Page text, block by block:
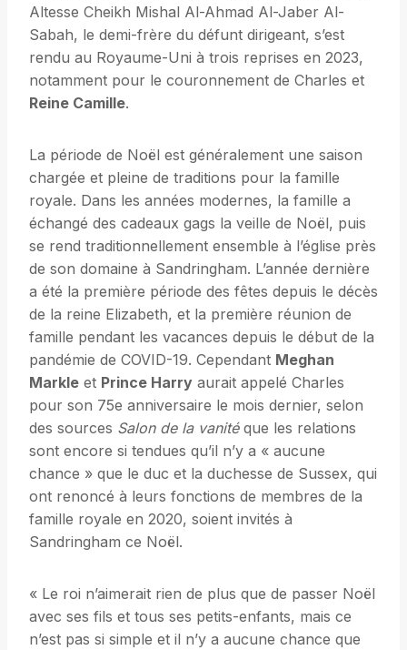
Altesse Cheikh Mishal Al-Ahmad Al-Jaber Al-
Sabah, le demi-frère du défunt dirigeant, s’est
rendu au Royaume-Uni à trois reprises en 2023,
notamment pour le couronnement de Charles et
Reine Camille.
La période de Noël est généralement une saison
chargée et pleine de traditions pour la famille
royale. Dans les années modernes, la famille a
échangé des cadeaux gags la veille de Noël, puis
se rend traditionnellement ensemble à l’église près
de son domaine à Sandringham. L’année dernière
a été la première période des fêtes depuis le décès
de la reine Elizabeth, et la première réunion de
famille pendant les vacances depuis le début de la
pandémie de COVID-19. Cependant Meghan
Markle et Prince Harry aurait appelé Charles
pour son 75e anniversaire le mois dernier, selon
des sources Salon de la vanitéque les relations
sont encore si tendues qu’il n’y a « aucune
chance » que le duc et la duchesse de Sussex, qui
ont renoncé à leurs fonctions de membres de la
famille royale en 2020, soient invités à
Sandringham ce Noël.
« Le roi n’aimerait rien de plus que de passer Noël
avec ses fils et tous ses petits-enfants, mais ce
n’est pas si simple et il n’y a aucune chance que